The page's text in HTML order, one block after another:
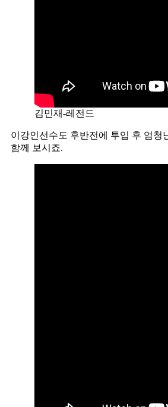
김민재-레전드
이강인선수도 후반전에 투입 후 엄청
함께 보시죠.